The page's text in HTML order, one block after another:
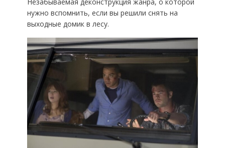
нужно вспомнить, если вы решили снять на
выходные домик в лесу.